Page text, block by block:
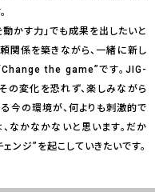
かす力」でも成果を出したいと
関係を築きながら、一緒に新し
the game”です。JIG-
の変化を恐れず、楽しみながら
今の環境が、何よりも刺激的で
なかなかないと思います。だか
ンジ”を起こしていきたいです。